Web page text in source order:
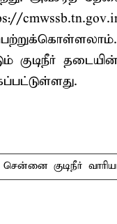
குடிநீர்
சென்னை குடிநீர்